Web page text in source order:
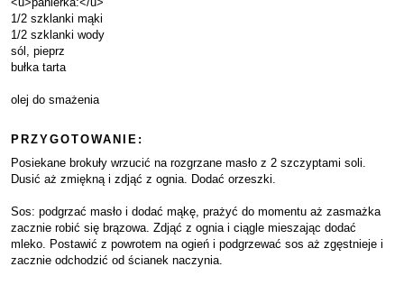
1/2 szklanki mąki
1/2 szklanki wody
sól, pieprz
bułka tarta
olej do smażenia
PRZYGOTOWANIE:
Posiekane brokuły wrzucić na rozgrzane masło z 2 szczyptami soli.
Dusić aż zmiękną i zdjąć z ognia. Dodać orzeszki.
Sos: podgrzać masło i dodać mąkę, prażyć do momentu aż zasmażka
zacznie robić się brązowa. Zdjąć z ognia i ciągle mieszając dodać
mleko. Postawić z powrotem na ogień i podgrzewać sos aż zgęstnieje i
zacznie odchodzić od ścianek naczynia.